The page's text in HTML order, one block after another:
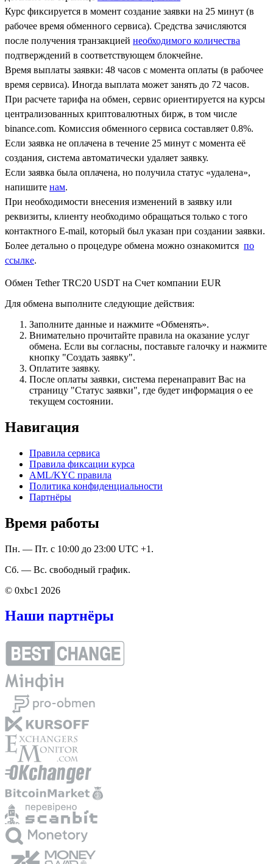
Курс фиксируется в момент создание заявки на 25 минут (в
рабочее время обменного сервиса). Средства зачисляются
после получения транзакцией необходимого количества
подтверждений в соответствующем блокчейне.
Время выплаты заявки: 48 часов с момента оплаты (в рабочее
время сервиса). Иногда выплата может занять до 72 часов.
При расчете тарифа на обмен, сервис ориентируется на курсы
централизованных криптовалютных бирж, в том числе
binance.com. Комиссия обменного сервиса составляет 0.8%.
Если заявка не оплачена в течение 25 минут с момента её
создания, система автоматически удаляет заявку.
Если заявка была оплачена, но получила статус «удалена»,
напишите нам.
При необходимости внесения изменений в заявку или
реквизиты, клиенту необходимо обращаться только с того
контактного Е-mail, который был указан при создании заявки.
Более детально о процедуре обмена можно ознакомится по
ссылке.
Обмен Tether TRC20 USDT на Счет компании EUR
Для обмена выполните следующие действия:
Заполните данные и нажмите «Обменять».
Внимательно прочитайте правила на оказание услуг
обмена. Если вы согласны, поставьте галочку и нажмите
кнопку "Создать заявку".
Оплатите заявку.
После оплаты заявки, система перенаправит Вас на
страницу "Статус заявки", где будет информация о ее
текущем состоянии.
Навигация
Правила сервиса
Правила фиксации курса
AML/KYC правила
Политика конфиденциальности
Партнёры
Время работы
Пн. — Пт. с 10:00 до 23:00 UTC +1.
Сб. — Вс. свободный график.
© 0xbc1 2026
Наши партнёры